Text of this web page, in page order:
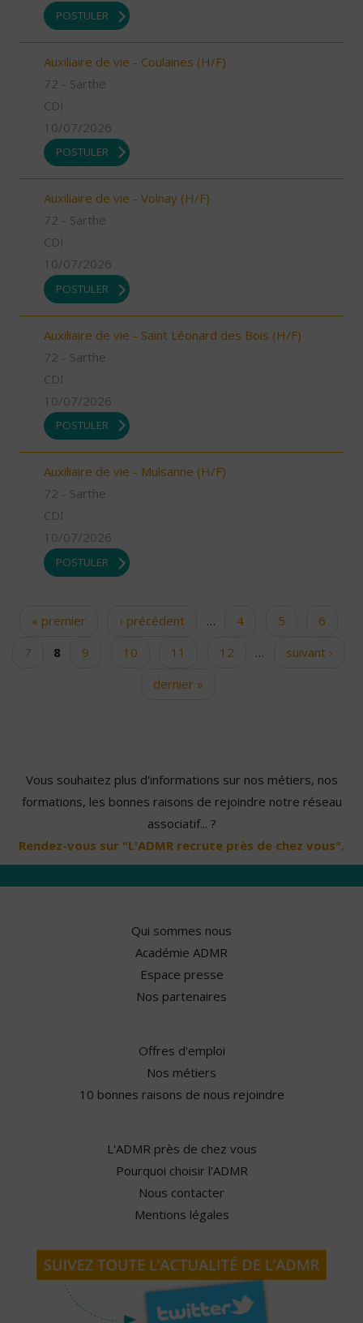
POSTULER
Auxiliaire de vie - Coulaines (H/F)
72 - Sarthe
CDI
10/07/2026
POSTULER
Auxiliaire de vie - Volnay (H/F)
72 - Sarthe
CDI
10/07/2026
POSTULER
Auxiliaire de vie - Saint Léonard des Bois (H/F)
72 - Sarthe
CDI
10/07/2026
POSTULER
Auxiliaire de vie - Mulsanne (H/F)
72 - Sarthe
CDI
10/07/2026
POSTULER
Pages« premier ‹ précédent … 4 5
6
7
8 9 10 11 12 …
suivant ›
dernier »
Vous souhaitez plus d'informations sur nos métiers, nos
formations, les bonnes raisons de rejoindre notre réseau
associatif... ?
Rendez-vous sur "L'ADMR recrute près de chez vous".
Qui sommes nous
Académie ADMR
Espace presse
Nos partenaires
Offres d'emploi
Nos métiers
10 bonnes raisons de nous rejoindre
L'ADMR près de chez vous
Pourquoi choisir l'ADMR
Nous contacter
Mentions légales